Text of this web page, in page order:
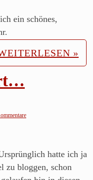
ein schönes,
»
hatte ich ja
zu bloggen, schon